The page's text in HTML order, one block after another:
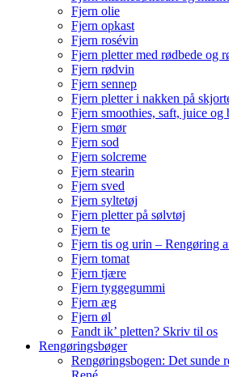
Fjern olie
Fjern opkast
Fjern rosévin
Fjern pletter med rødbede og
Fjern rødvin
Fjern sennep
Fjern pletter i nakken på
Fjern smoothies, saft, juice og
Fjern smør
Fjern sod
Fjern solcreme
Fjern stearin
Fjern sved
Fjern syltetøj
Fjern pletter på sølvtøj
Fjern te
Fjern tis og urin – Rengøring
Fjern tomat
Fjern tjære
Fjern tyggegummi
Fjern æg
Fjern øl
Fandt ik’ pletten? Skriv til os
Rengøringsbøger
Rengøringsbogen: Det sunde